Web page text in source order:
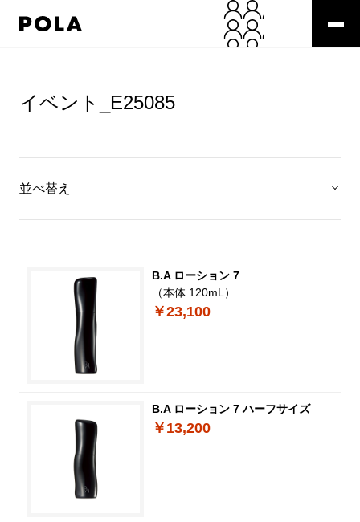
イベント_E25085
並べ替え
B.A ローション 7
（本体 120mL）
￥23,100
B.A ローション 7 ハーフサイズ
￥13,200